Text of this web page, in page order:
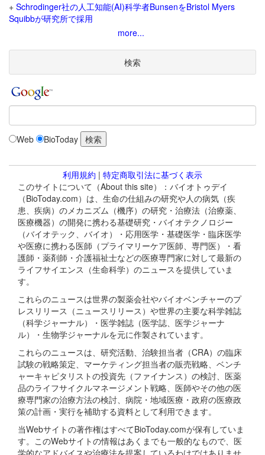
+ Schrodinger社の人工知能(AI)科学者BunsenをBristol Myers
Squibbが研究所で採用
more...
検索
Web BioToday
利用規約 | 特定商取引法に基づく表示
このサイトについて（About this site）：バイオトゥデイ
（BioToday.com）は、生命の仕組みの研究や人の病気（疾
患、疾病）のメカニズム（機序）の研究・治療法（治療薬、
医療機器）の開発に携わる基礎研究・バイオテクノロジー
（バイオテック、バイオ）・応用医学・基礎医学・臨床医学
や医療に携わる医師（プライマリーケア医師、専門医）・看
護師・薬剤師・介護福祉士などの医療専門家に対して最新の
ライフサイエンス（生命科学）のニュースを提供していま
す。
これらのニュースは世界の製薬会社やバイオベンチャーのプ
レスリリース（ニュースリリース）や世界の主要な科学雑誌
（科学ジャーナル）・医学雑誌（医学誌、医学ジャーナ
ル）・生物学ジャーナルを元に作製されています。
これらのニュースは、研究活動、治験担当者（CRA）の臨床
試験の戦略策定、マーケティング担当者の販売戦略、ベンチ
ャーキャピタリストの投資先（ファイナンス）の検討、医薬
品のライフサイクルマネージメント戦略、医師やその他の医
療専門家の治療方法の検討、病院・地域医療・政府の医療政
策の計画・実行を補助する資料として利用できます。
当Webサイトの著作権はすべてBioToday.comが保有していま
す。このWebサイトの情報はあくまでも一般的なもので、医